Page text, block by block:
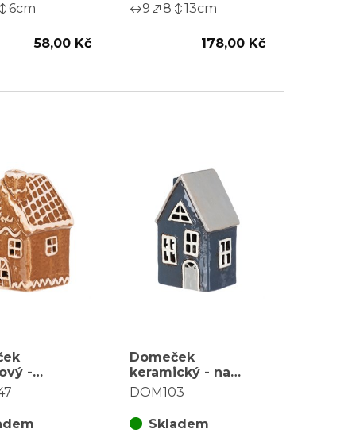
6cm
58,00 Kč
9
8 13cm
178,00 Kč
-
LED
Domeček
keramický - na
čajovou svíčku,
DOM103
Skladem